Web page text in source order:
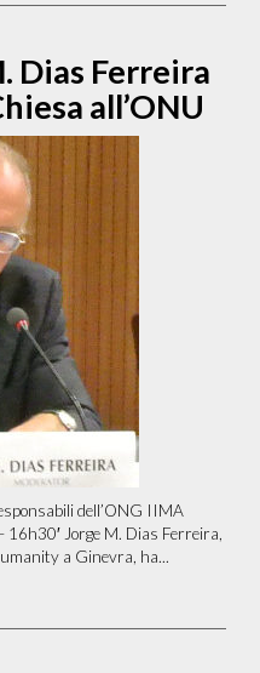
Dias Ferreira
all’ONU
dell’ONG IIMA
Jorge M. Dias Ferreira,
a Ginevra, ha...